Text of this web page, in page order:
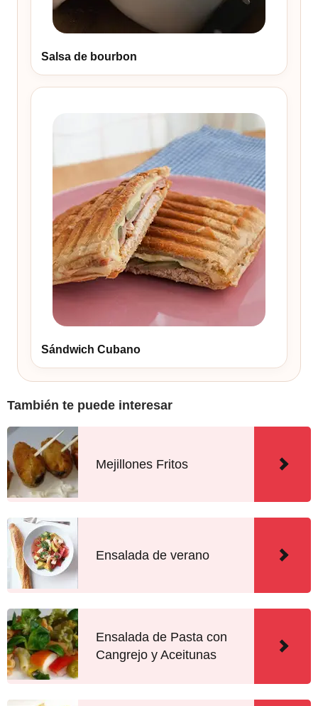
Salsa de bourbon
Sándwich Cubano
También te puede interesar
Mejillones Fritos
Ensalada de verano
Ensalada de Pasta con
Cangrejo y Aceitunas